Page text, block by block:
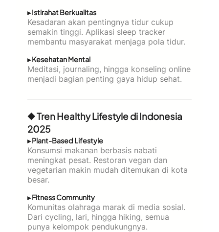
▸ Istirahat Berkualitas
Kesadaran akan pentingnya tidur cukup
semakin tinggi. Aplikasi sleep tracker
membantu masyarakat menjaga pola tidur.
▸ Kesehatan Mental
Meditasi, journaling, hingga konseling online
menjadi bagian penting gaya hidup sehat.
◆ Tren Healthy Lifestyle di Indonesia
2025
▸ Plant-Based Lifestyle
Konsumsi makanan berbasis nabati
meningkat pesat. Restoran vegan dan
vegetarian makin mudah ditemukan di kota
besar.
▸ Fitness Community
Komunitas olahraga marak di media sosial.
Dari cycling, lari, hingga hiking, semua
punya kelompok pendukungnya.